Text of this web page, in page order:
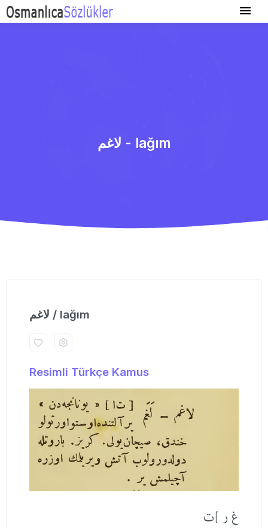
لاغم - lağım
لاغم / lağım
Resimli Türkçe Kamus
غ ر ]ت